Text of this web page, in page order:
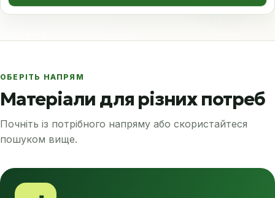
ОБЕРІТЬ НАПРЯМ
Матеріали для різних потреб
Почніть із потрібного напряму або скористайтеся
пошуком вище.